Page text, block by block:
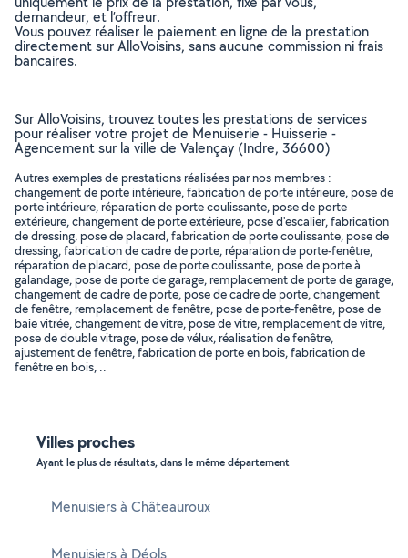
demandeur, et l’offreur.
Vous pouvez réaliser le paiement en ligne de la prestation
directement sur AlloVoisins, sans aucune commission ni frais
bancaires.
Sur AlloVoisins, trouvez toutes les prestations de services
pour réaliser votre projet de Menuiserie - Huisserie -
Agencement sur la ville de Valençay (Indre, 36600)
Autres exemples de prestations réalisées par nos membres :
changement de porte intérieure, fabrication de porte intérieure, pose de
porte intérieure, réparation de porte coulissante, pose de porte
extérieure, changement de porte extérieure, pose d'escalier, fabrication
de dressing, pose de placard, fabrication de porte coulissante, pose de
dressing, fabrication de cadre de porte, réparation de porte-fenêtre,
réparation de placard, pose de porte coulissante, pose de porte à
galandage, pose de porte de garage, remplacement de porte de garage,
changement de cadre de porte, pose de cadre de porte, changement
de fenêtre, remplacement de fenêtre, pose de porte-fenêtre, pose de
baie vitrée, changement de vitre, pose de vitre, remplacement de vitre,
pose de double vitrage, pose de vélux, réalisation de fenêtre,
ajustement de fenêtre, fabrication de porte en bois, fabrication de
fenêtre en bois, ..
Villes proches
Ayant le plus de résultats, dans le même département
Menuisiers à Châteauroux
Menuisiers à Déols